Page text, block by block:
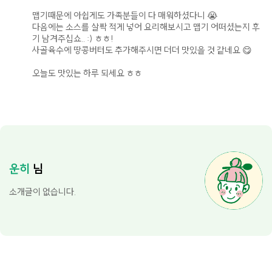
맵기때문에 아쉽게도 가족분들이 다 매워하셨다니 😭
다음에는 소스를 살짝 적게 넣어 요리해보시고 맵기 어떠셨는지 후
기 남겨주십쇼.. :) ㅎㅎ!
사골육수에 땅콩버터도 추가해주시면 더더 맛있을 것 같네요 😋
오늘도 맛있는 하루 되세요 ㅎㅎ
운히 님
소개글이 없습니다.